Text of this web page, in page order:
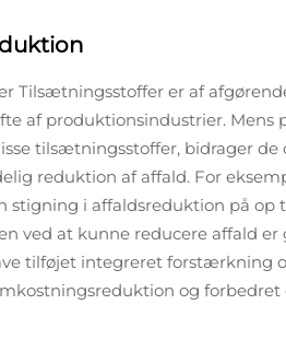
Tilsætningsstoffer er af
af produktionsindustrier. Mens
tilsætningsstoffer, bidrager de
reduktion af affald. For
stigning i affaldsreduktion på op
ved at kunne reducere affald
tilføjet integreret forstærkning
og forbedret